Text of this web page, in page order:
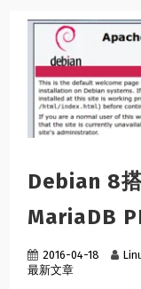
Debian 8
MariaDB
2016-04-18
最新文章